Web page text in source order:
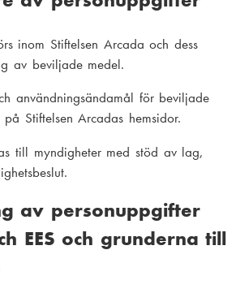
inom Stiftelsen Arcada och dess
av beviljade medel.
användningsändamål för beviljade
Stiftelsen Arcadas hemsidor.
till myndigheter med stöd av lag,
av personuppgifter
EES och grunderna till